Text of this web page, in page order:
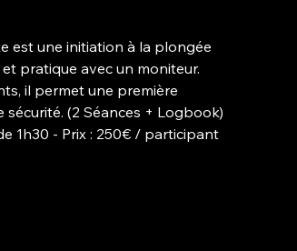
est une initiation à la plongée
pratique avec un moniteur.
il permet une première
(2 Séances + Logbook)
1h30 - Prix: 250€ / participant